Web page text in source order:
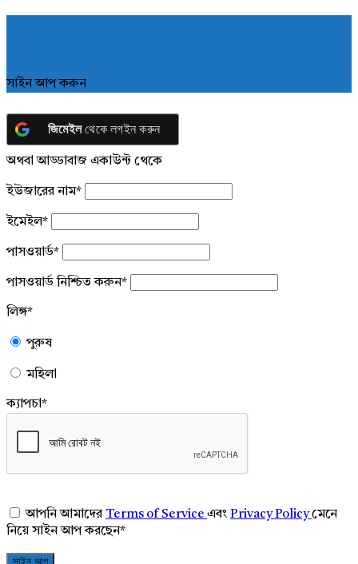
সাইন আপ করুন
জিমেইলথেকে লগইন করুন
অথবা আড্ডাবাজ একাউন্ট থেকে
ইউজারের নাম*
ইমেইল*
পাসওয়ার্ড*
পাসওয়ার্ড নিশ্চিত করুন*
লিঙ্গ*
পুরুষ
মহিলা
ক্যাপচা*
আপনি আমাদেরTerms of Service এবং Privacy Policyমেনে
নিয়ে সাইন আপ করছেন*